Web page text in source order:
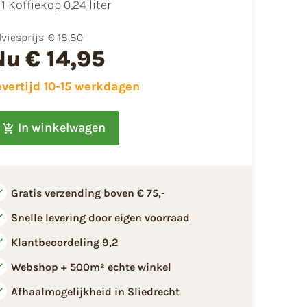
1 Koffiekop 0,24 liter
€ 18,80
€ 14,95
10-15 werkdagen
In winkelwagen
Gratis verzending boven € 75,-
Snelle levering door eigen voorraad
Klantbeoordeling 9,2
Webshop + 500m² echte winkel
Afhaalmogelijkheid in Sliedrecht